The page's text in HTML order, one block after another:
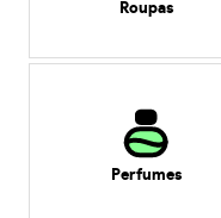
Roupas
Perfumes